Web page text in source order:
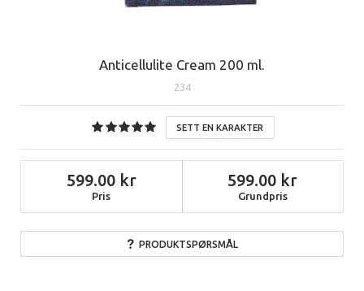
Anticellulite Cream 200 ml.
234
SETT EN KARAKTER
Pris
599.00
Grundpris
599.00
PRODUKTSPØRSMÅL